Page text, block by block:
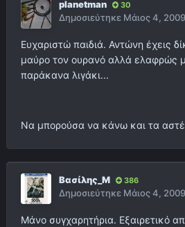
planetman 30
Δημοσιεύτηκε Μάιος 4, 2009
Ευχαριστώ παιδιά. Αντώνη έχεις
μαύρο τον ουρανό αλλά ελαφρώς
παράκανα λιγάκι...
Να μπορούσα να κάνω και τα
Βασίλης_Μ 386
Δημοσιεύτηκε Μάιος 4, 2009
Μάνο συγχαρητήρια. Εξαιρετικό